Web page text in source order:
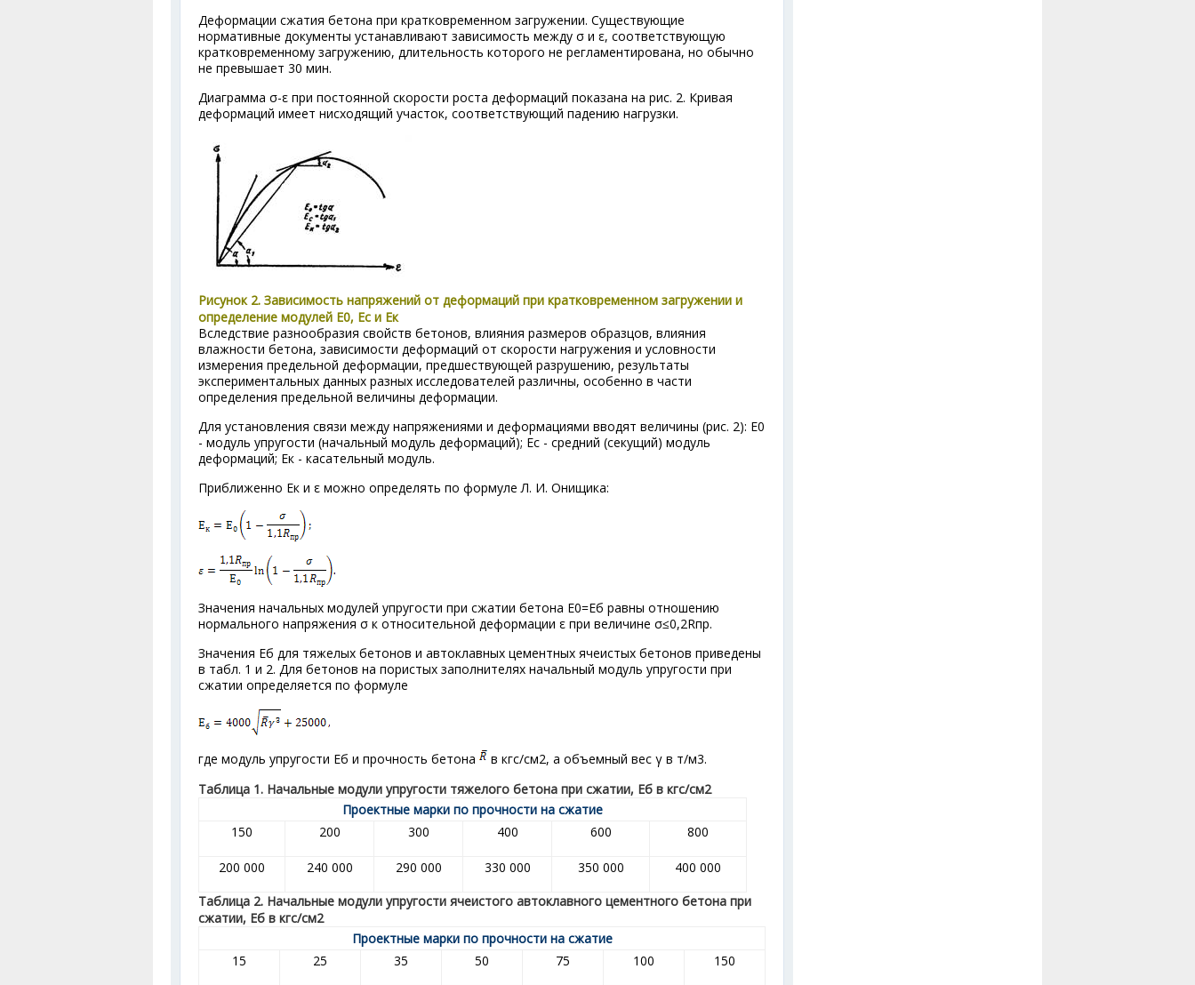
Деформации сжатия бетона при кратковременном загружении. Существующие
нормативные документы устанавливают зависимость между σ и ε, соответствующую
кратковременному загружению, длительность которого не регламентирована, но обычно
не превышает 30 мин.
Диаграмма σ-ε при постоянной скорости роста деформаций показана на рис. 2. Кривая
деформаций имеет нисходящий участок, соответствующий падению нагрузки.
Рисунок 2. Зависимость напряжений от деформаций при кратковременном загружении и
определение модулей Е0, Ес и Ек
Вследствие разнообразия свойств бетонов, влияния размеров образцов, влияния
влажности бетона, зависимости деформаций от скорости нагружения и условности
измерения предельной деформации, предшествующей разрушению, результаты
экспериментальных данных разных исследователей различны, особенно в части
определения предельной величины деформации.
Для установления связи между напряжениями и деформациями вводят величины (рис. 2): Е0
- модуль упругости (начальный модуль деформаций); Ес - средний (секущий) модуль
деформаций; Ек - касательный модуль.
Приближенно Ек и ε можно определять по формуле Л. И. Онищика:
Значения начальных модулей упругости при сжатии бетона Е0=Еб равны отношению
нормального напряжения σ к относительной деформации ε при величине σ≤0,2Rпр.
Значения Еб для тяжелых бетонов и автоклавных цементных ячеистых бетонов приведены
в табл. 1 и 2. Для бетонов на пористых заполнителях начальный модуль упругости при
сжатии определяется по формуле
где модуль упругости Еб и прочность бетона в кгс/см2, а объемный вес γ в т/м3.
Таблица 1. Начальные модули упругости тяжелого бетона при сжатии, Еб в кгс/см2
Проектные марки по прочности на сжатие
150
200 300 400 600 800
200 000 240 000 290 000 330 000 350 000
400 000
Таблица 2. Начальные модули упругости ячеистого автоклавного цементного бетона при
сжатии, Еб в кгс/см2
Проектные марки по прочности на сжатие
15
25 35 50 75 100 150